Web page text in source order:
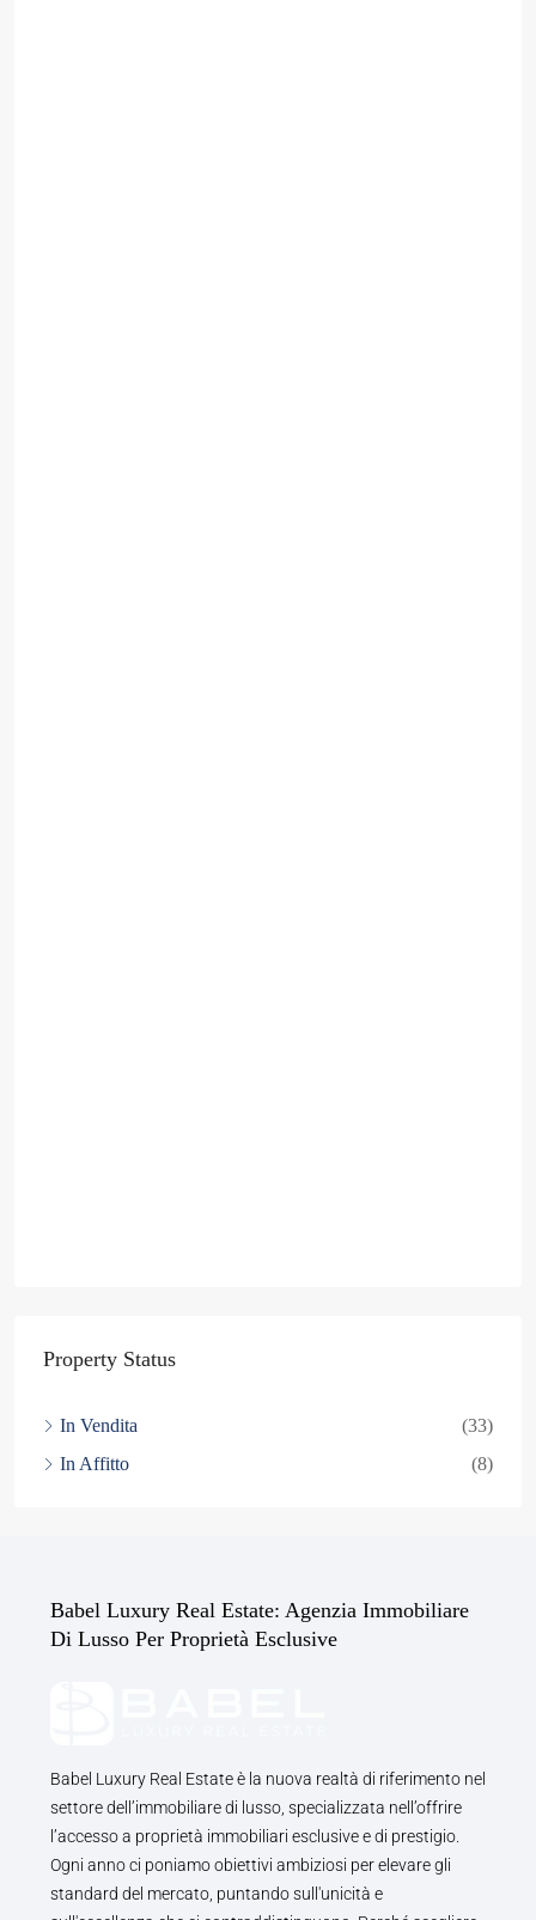
Property Status
In Vendita
(33)
In Affitto
(8)
Babel Luxury Real Estate: Agenzia Immobiliare
Di Lusso Per Proprietà Esclusive
Babel Luxury Real Estate è la nuova realtà di riferimento nel
settore dell’immobiliare di lusso, specializzata nell’offrire
l’accesso a proprietà immobiliari esclusive e di prestigio.
Ogni anno ci poniamo obiettivi ambiziosi per elevare gli
standard del mercato, puntando sull'unicità e